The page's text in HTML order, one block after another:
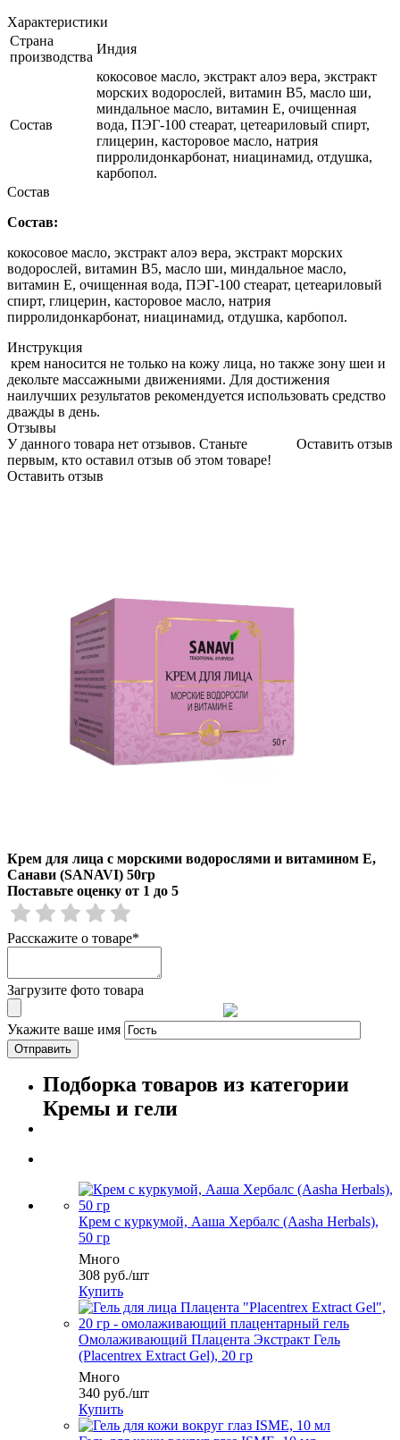
Характеристики
Страна
производства
Индия
Состав
кокосовое масло, экстракт алоэ вера, экстракт
морских водорослей, витамин В5, масло ши,
миндальное масло, витамин Е, очищенная
вода, ПЭГ-100 стеарат, цетеариловый спирт,
глицерин, касторовое масло, натрия
пирролидонкарбонат, ниацинамид, отдушка,
карбопол.
Состав
Состав:
кокосовое масло, экстракт алоэ вера, экстракт морских
водорослей, витамин В5, масло ши, миндальное масло,
витамин Е, очищенная вода, ПЭГ-100 стеарат, цетеариловый
спирт, глицерин, касторовое масло, натрия
пирролидонкарбонат, ниацинамид, отдушка, карбопол.
Инструкция
крем наносится не только на кожу лица, но также зону шеи и
декольте массажными движениями. Для достижения
наилучших результатов рекомендуется использовать средство
дважды в день.
Отзывы
Оставить отзыв
У данного товара нет отзывов. Станьте
первым, кто оставил отзыв об этом товаре!
Оставить отзыв
Крем для лица с морскими водорослями и витамином Е,
Санави (SANAVI) 50гр
Поставьте оценку от 1 до 5
Расскажите о товаре*
Загрузите фото товара
Укажите ваше имя
Подборка товаров из категории
Кремы и гели
Крем с куркумой, Ааша Хербалс (Aasha Herbals),
50 гр
Много
308 руб./шт
Купить
Омолаживающий Плацента Экстракт Гель
(Placentrex Extract Gel), 20 гр
Много
340 руб./шт
Купить